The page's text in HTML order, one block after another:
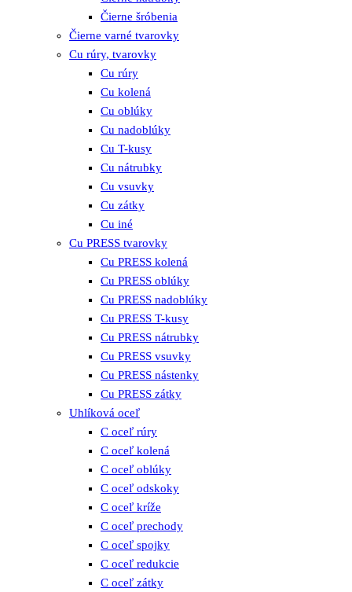
Čierne šróbenia
Čierne varné tvarovky
Cu rúry, tvarovky
Cu rúry
Cu kolená
Cu oblúky
Cu nadoblúky
Cu T-kusy
Cu nátrubky
Cu vsuvky
Cu zátky
Cu iné
Cu PRESS tvarovky
Cu PRESS kolená
Cu PRESS oblúky
Cu PRESS nadoblúky
Cu PRESS T-kusy
Cu PRESS nátrubky
Cu PRESS vsuvky
Cu PRESS nástenky
Cu PRESS zátky
Uhlíková oceľ
C oceľ rúry
C oceľ kolená
C oceľ oblúky
C oceľ odskoky
C oceľ kríže
C oceľ prechody
C oceľ spojky
C oceľ redukcie
C oceľ zátky